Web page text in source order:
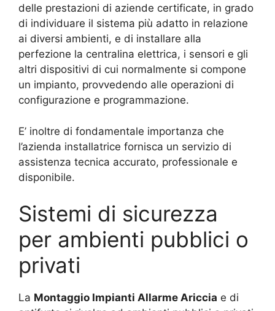
delle prestazioni di aziende certificate, in grado
di individuare il sistema più adatto in relazione
ai diversi ambienti, e di installare alla
perfezione la centralina elettrica, i sensori e gli
altri dispositivi di cui normalmente si compone
un impianto, provvedendo alle operazioni di
configurazione e programmazione.
E’ inoltre di fondamentale importanza che
l’azienda installatrice fornisca un servizio di
assistenza tecnica accurato, professionale e
disponibile.
Sistemi di sicurezza
per ambienti pubblici o
privati
La Montaggio Impianti Allarme Ariccia e di